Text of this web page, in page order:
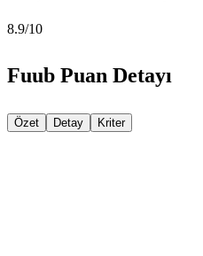
8.9/10
Fuub Puan Detayı
Özet Detay Kriter